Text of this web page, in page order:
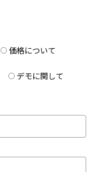
価格について
デモに関して